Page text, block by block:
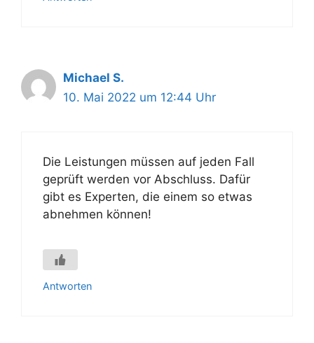
Michael S.
10. Mai 2022 um 12:44 Uhr
Die Leistungen müssen auf jeden Fall
geprüft werden vor Abschluss. Dafür
gibt es Experten, die einem so etwas
abnehmen können!
Antworten